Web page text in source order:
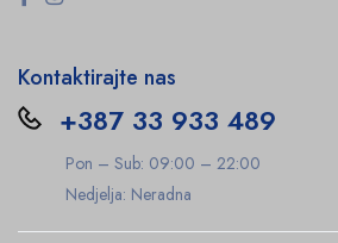
Kontaktirajte nas
+387 33 933 489
Pon – Sub: 09:00 – 22:00
Nedjelja: Neradna